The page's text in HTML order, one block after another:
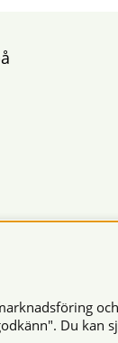
-läs mer här.
Du kan